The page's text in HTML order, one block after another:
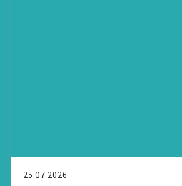
25.07.2026